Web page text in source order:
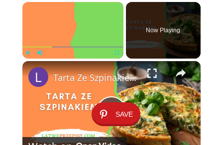
×
Now Playing
×
SAVE
P
Tarta Ze Szpinakiem Przepis - LatwePrzepisy.com